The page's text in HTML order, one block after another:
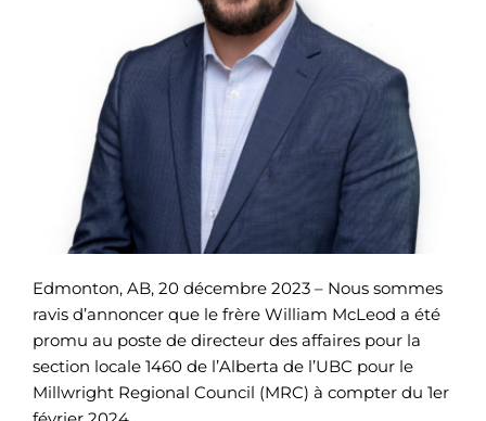
Edmonton, AB, 20 décembre 2023 – Nous sommes
ravis d’annoncer que le frère William McLeod a été
promu au poste de directeur des affaires pour la
section locale 1460 de l’Alberta de l’UBC pour le
Millwright Regional Council (MRC) à compter du 1er